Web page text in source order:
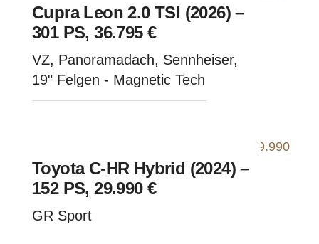
Cupra Leon 2.0 TSI (2026) –
301 PS, 36.795 €
VZ, Panoramadach, Sennheiser,
19" Felgen - Magnetic Tech
Toyota C-HR Hybrid (2024) –
152 PS, 29.990 €
GR Sport